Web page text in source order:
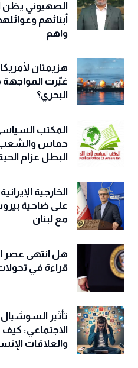
الصهيوني يظن
أبنائهم
واهم
هزيمتان
غيّرت المواجهة
البحري؟
المكتب
حماس والشعب
البطل عزام
الخارجية
على ضاحية
مع لبنان
هل انتهى عصر
قراءة في
تأثير
الاجتماعي: كيف
والعلاقات